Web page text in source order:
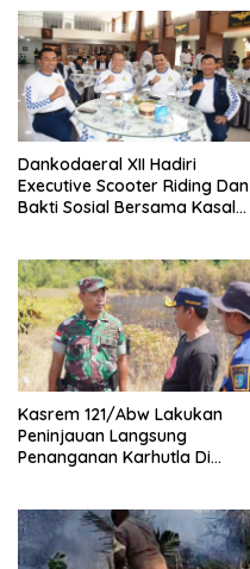
Dankodaeral XII Hadiri
Executive Scooter Riding Dan
Bakti Sosial Bersama Kasal
Kasrem 121/Abw Lakukan
Peninjauan Langsung
Penanganan Karhutla Di